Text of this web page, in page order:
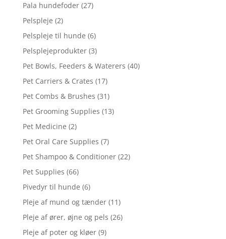
Pala hundefoder (27)
Pelspleje (2)
Pelspleje til hunde (6)
Pelsplejeprodukter (3)
Pet Bowls, Feeders & Waterers (40)
Pet Carriers & Crates (17)
Pet Combs & Brushes (31)
Pet Grooming Supplies (13)
Pet Medicine (2)
Pet Oral Care Supplies (7)
Pet Shampoo & Conditioner (22)
Pet Supplies (66)
Pivedyr til hunde (6)
Pleje af mund og tænder (11)
Pleje af ører, øjne og pels (26)
Pleje af poter og kløer (9)